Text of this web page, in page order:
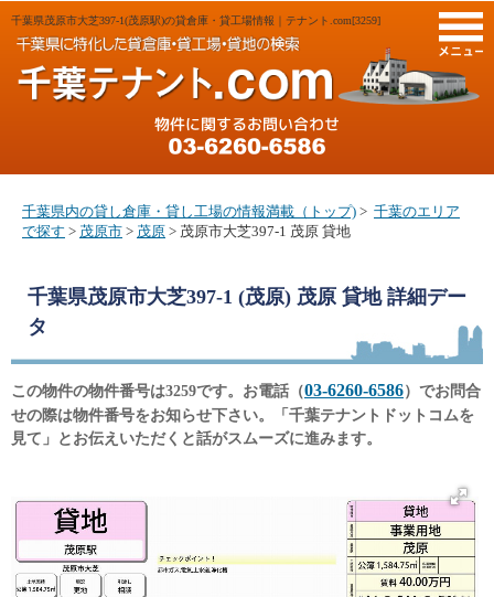
千葉県茂原市大芝397-1(茂原駅)の貸倉庫・貸工場情報｜テナント.com[3259]
千葉県内の貸し倉庫・貸し工場の情報満載（トップ) > 千葉のエリア
で探す > 茂原市 > 茂原 > 茂原市大芝397-1 茂原 貸地
千葉県茂原市大芝397-1 (茂原) 茂原 貸地詳細デー
タ
この物件の物件番号は3259です。お電話（03-6260-6586）でお問合
せの際は物件番号をお知らせ下さい。「千葉テナントドットコムを
見て」とお伝えいただくと話がスムーズに進みます。